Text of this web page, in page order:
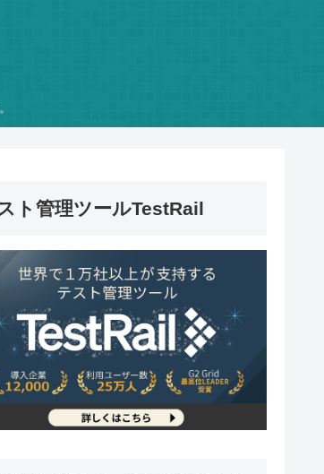
ト管理ツールTestRail